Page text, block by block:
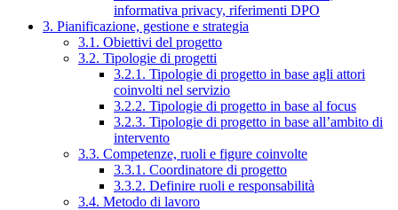
informativa privacy, riferimenti DPO
3. Pianificazione, gestione e strategia
3.1. Obiettivi del progetto
3.2. Tipologie di progetti
3.2.1. Tipologie di progetto in base agli attori
coinvolti nel servizio
3.2.2. Tipologie di progetto in base al focus
3.2.3. Tipologie di progetto in base all’ambito di
intervento
3.3. Competenze, ruoli e figure coinvolte
3.3.1. Coordinatore di progetto
3.3.2. Definire ruoli e responsabilità
3.4. Metodo di lavoro